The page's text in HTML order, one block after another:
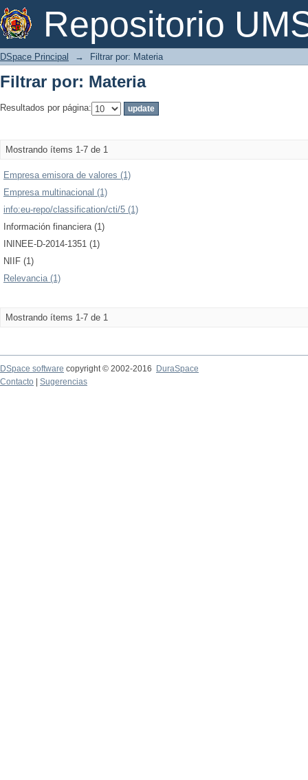
Repositorio
Filtrar por: Materia
DSpace Principal → Filtrar por: Materia
Filtrar por: Materia
Resultados por página:
Mostrando ítems 1-7 de 1
Empresa emisora de valores (1)
Empresa multinacional (1)
info:eu-repo/classification/cti/5 (1)
Información financiera (1)
ININEE-D-2014-1351 (1)
NIIF (1)
Relevancia (1)
Mostrando ítems 1-7 de 1
DSpace software copyright © 2002-2016
DuraSpace
Contacto
Sugerencias